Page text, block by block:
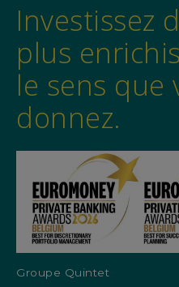
Investissez
plus
le sens que
donnez.
Groupe Quintet